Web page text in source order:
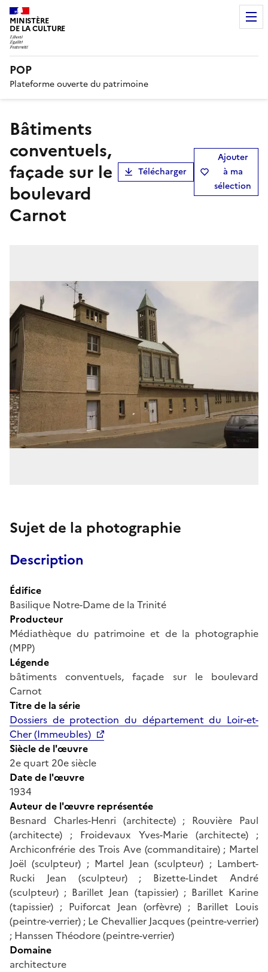
MINISTÈRE
DE LA CULTURE
POP
Plateforme ouverte du patrimoine
bâtiments
conventuels,
façade sur le
boulevard
Carnot
Télécharger
Ajouter
à ma
sélection
Sujet de la photographie
Description
Édifice
Basilique Notre-Dame de la Trinité
Producteur
Médiathèque du patrimoine et de la photographie
(MPP)
Légende
bâtiments conventuels, façade sur le boulevard
Carnot
Titre de la série
Dossiers de protection du département du Loir-et-
Cher (Immeubles)
Siècle de l'œuvre
2e quart 20e siècle
Date de l'œuvre
1934
Auteur de l'œuvre représentée
Besnard Charles-Henri (architecte) ; Rouvière Paul
(architecte) ; Froidevaux Yves-Marie (architecte) ;
Archiconfrérie des Trois Ave (commanditaire) ; Martel
Joël (sculpteur) ; Martel Jean (sculpteur) ; Lambert-
Rucki Jean (sculpteur) ; Bizette-Lindet André
(sculpteur) ; Barillet Jean (tapissier) ; Barillet Karine
(tapissier) ; Puiforcat Jean (orfèvre) ; Barillet Louis
(peintre-verrier) ; Le Chevallier Jacques (peintre-verrier)
; Hanssen Théodore (peintre-verrier)
Domaine
architecture